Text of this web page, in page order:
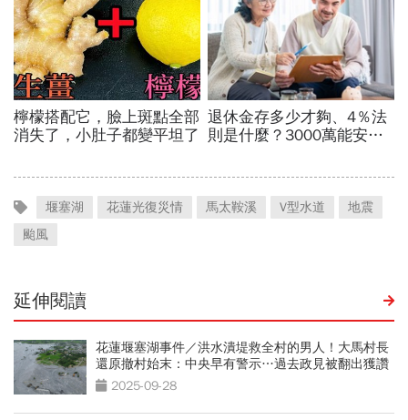
堰塞湖 花蓮光復災情 馬太鞍溪 V型水道
地震
颱風
延伸閱讀
花蓮堰塞湖事件／洪水潰堤救全村的男人！大馬村長
還原撤村始末：中央早有警示…過去政見被翻出獲讚
2025-09-28